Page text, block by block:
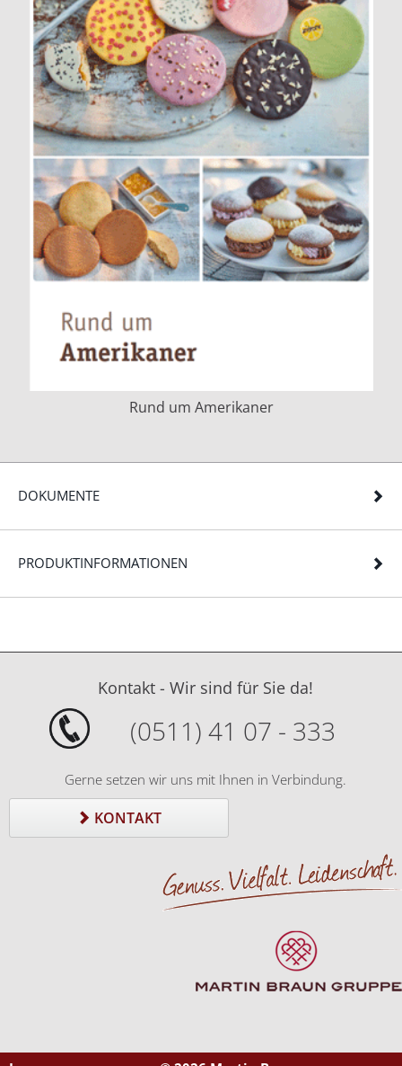
Rund um Amerikaner
DOKUMENTE
PRODUKTINFORMATIONEN
Kontakt - Wir sind für Sie da!
(0511) 41 07 - 333
Gerne setzen wir uns mit Ihnen in Verbindung.
KONTAKT